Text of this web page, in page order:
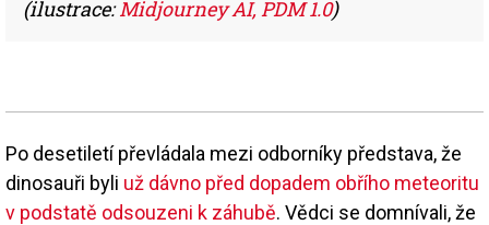
(ilustrace:Midjourney AI, PDM 1.0)
Po desetiletí převládala mezi odborníky představa, že
dinosauři byli už dávno před dopadem obřího meteoritu
v podstatě odsouzeni k záhubě. Vědci se domnívali, že